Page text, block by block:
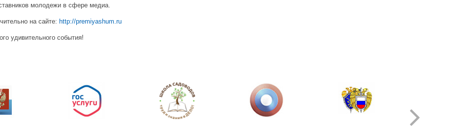
молодежи в сфере медиа.
на сайте: http://premiyashum.ru
удивительного события!